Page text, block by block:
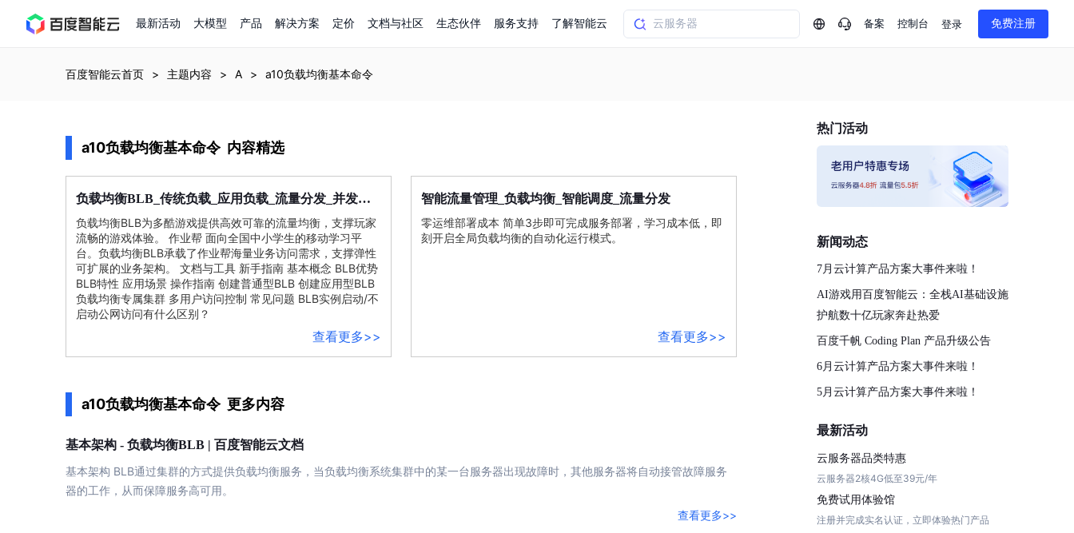
最新活动 大模型 产品 解决方案 定价 文档与社区 生态伙伴 服务支持 了解智能云
Dumate
云服务器BCC
千帆大模型平台
备案 控制台 登录 免费注册
查看全部活动
企业实名认证专属权益
云服务器39元/年起，领万元券包
查看详情
精选活动
云服务器品类特惠
云服务器2核4G低至39元/年
免费试用体验馆
注册并完成实名认证，立即体验热门产品
人工智能热销榜
新购1元，AI能力引擎量包低至75折
工信部教考中心大模型证书6折
新客限时体验
企业数字员工9.9元
企业专享权益
权益礼包至高可减6000元
云推广大使限时招募中
推荐新客下单返利 最高8万元
免费大模型课程
入门到进阶，大模型系列课程一站观看
域名注册服务
.COM域名注册29元起
智能商标注册
企业首购限时0.99元起
进入千帆大模型平台
百度千帆
提供一站式、开箱即用的AI服务
文心大模型
ERNIE 5.1
搜索能力登顶国内，预训练成本仅为业界6%
DeepSeek-V4
原生全模态大模型，基础能力全面升级
全新多模理解模型，图片理解、创作、翻译、代码等能力显著
ERNIE 4.5 Turbo
具备更长的思维链，更强的深度思考能力 基于Cross-Attention跨模态语音大模型，体验超拟人对话
Deepseek-V4-Flash
文本生成模型，通过更小的模型参数与激活规模，提供更为快捷、经济的 API 服务
文本生成模型，支持 1M 上下文，长程任务执行更稳定、工程规范遵循更可靠
文本生成模型，同时支持文本、图片与视频输入，思考与非思考模式，对话与 Agent 任务
Qwen3.5-397B-A17B
模型开发
百度智能云全部产品
智能应用
语音技术
文字识别
人脸与人体 语言与知识
容器
混合云
优惠上云
DuClaw
一键部署DuClaw，零门槛部署7x24小时个人超级助手
云服务器 BCC
安全稳定，提供高弹性的云计算服务
百度网盘企业版
GPU云服务器
轻量应用服务器
稳定、安全、高效、高可拓展的云存储服务
端到端语音语言大模型
基于跨模态大模型，体验超拟人对话
大模型语音合成
覆盖多种场景、多种语言的高精度整图文字检测和识别服务
模型与应用
百度千帆·大模型服务及Agent开发平台
百度胜算·数据智能平台
基于业务本体驱动的企业数据智能平台
全球领先的可商用自我演化超级智能体
百度一见视觉智能体平台
云边协同、自主进化的视觉智能体平台
全部解决方案
行业解决方案
通用解决方案
解决方案实践 10分钟快速部署OpenClaw
快速搭建与AI Workflow 编排平台
搭建私有知识库与AI助手
搭建官网在线客服与线索转化入口
客悦智能客服
百度百舸AI算力管理
船舶与海洋工程大模型解决方案
智慧政务
政务智能体的百度搜索解决方案
智慧水务智能体解决方案
了解定价
价格计算器
自由搭配产品组合，轻松预估成本
价格详情
了解定价模式，合理选择计费模式
文档与社区
数字员工-营销内容创作
数字员工-组件开放平台
文字识别
图像识别
开发者资源
SDK中心
API平台
示例代码中心
千帆杯AI参赛作品
了解合作伙伴体系
关于合作伙伴
查询合作伙伴
优秀伙伴展示
精品案例展示
AI原生应用商店
行业智能
分析决策
智能办公
成为合作伙伴
解决方案销售伙伴
技术合作伙伴
服务伙伴
公司服务
人工智能
合作伙伴课程中心
合作伙伴人才认证
线上产品实操课程
线下培育
百度智能云大模型系列课程
百度智能云千帆AI原生应用商店
近千款AI应用，解锁多元体验
进入服务与支持
基础服务
自助工具
提供常见使用问题快速解决通道
提供常见使用问题快速解决通道
7 × 24 小时在线提供服务
增值服务-百度智能云知一
大模型专家服务
提供常见使用问题快速解决通道
云专家服务
一对一定制化支持服务
企业支持计划
复杂业务专属支持
培训认证
学练考认一站式平台
课程学习
我要建议
产品及服务官方反馈渠道
我要投诉
公告通知
大模型专家服务
云智一体3.0
市场活动
2026 百度AI开发者大会
开启「万物一体」新纪元
文心 Moment 大会
文心大模型 5.0 正式版上线
最佳实践
智能中国 | 数字化转型进行时
联合央视聚焦企业数字化转型
智能中国 | 标杆案例
云智一体赋能千行百业
行业白皮书
权威、全面的行业报告解读
分析师报告
最新资讯
百度智能云业内最新动态
公告通知
热门AI能力
百度智能云首页 主题内容 A a10负载均衡基本命令
a10负载均衡基本命令内容精选
负载均衡BLB_传统负载 _应用负载 _流量分发_并发流量
负载均衡BLB为多酷游戏提供高效可靠的流量均衡 ，支撑玩家
流畅的游戏体验。 作业帮 面向全国中小学生的移动学习平
台。 负载均衡BLB承载了作业帮海量业务访问需求，支撑弹性
可扩展的业务架构。 文档与工具 新手指南 基本概念 BLB优势
BLB特性 应用场景 操作指南 创建普通型BLB 创建应用型BLB
负载均衡专属集群 多用户访问控制 常见问题 BLB实例启动/不
启动公网访问有什么区别？
查看更多>>
智能流量管理_ 负载均衡 _智能调度_流量分发
零运维部署成本 简单3步即可完成服务部署，学习成本低，即
刻开启全局负载均衡的自动化运行模式。
查看更多>>
a10负载均衡基本命令更多内容
基本架构 - 负载均衡BLB | 百度智能云文档
基本架构 BLB通过集群的方式提供负载均衡服务，当负载均衡系统集群中的某一台服务器出现故障时，其他服务器将自动接管故障服务
器的工作，从而保障服务高可用。
查看更多>>
热门活动
新闻动态
7月云计算产品方案大事件来啦！
AI游戏用百度智能云：全栈AI基础设施
护航数十亿玩家奔赴热爱
百度千帆 Coding Plan 产品升级公告
6月云计算产品方案大事件来啦！
5月云计算产品方案大事件来啦！
最新活动
云服务器品类特惠
云服务器2核4G低至39元/年
免费试用体验馆
注册并完成实名认证，立即体验热门产品